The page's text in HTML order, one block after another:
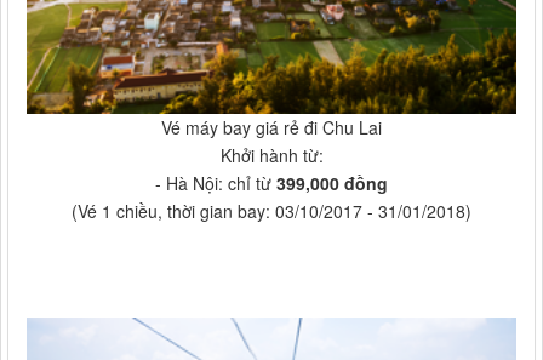
Vé máy bay giá rẻ đi Chu Lai
Khởi hành từ:
- Hà Nội: chỉ từ 399,000 đồng
(Vé 1 chiều, thời gian bay: 03/10/2017 - 31/01/2018)